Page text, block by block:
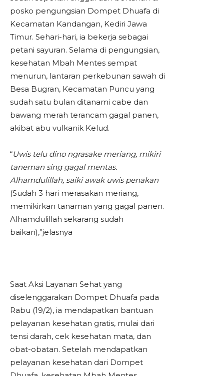
posko pengungsian Dompet Dhuafa di
Kecamatan Kandangan, Kediri Jawa
Timur. Sehari-hari, ia bekerja sebagai
petani sayuran. Selama di pengungsian,
kesehatan Mbah Mentes sempat
menurun, lantaran perkebunan sawah di
Besa Bugran, Kecamatan Puncu yang
sudah satu bulan ditanami cabe dan
bawang merah terancam gagal panen,
akibat abu vulkanik Kelud.
“Uwis telu dino ngrasake meriang, mikiri
taneman sing gagal mentas.
Alhamdulillah, saiki awak uwis penakan
(Sudah 3 hari merasakan meriang,
memikirkan tanaman yang gagal panen.
Alhamdulillah sekarang sudah
baikan),”jelasnya
Saat Aksi Layanan Sehat yang
diselenggarakan Dompet Dhuafa pada
Rabu (19/2), ia mendapatkan bantuan
pelayanan kesehatan gratis, mulai dari
tensi darah, cek kesehatan mata, dan
obat-obatan. Setelah mendapatkan
pelayanan kesehatan dari Dompet